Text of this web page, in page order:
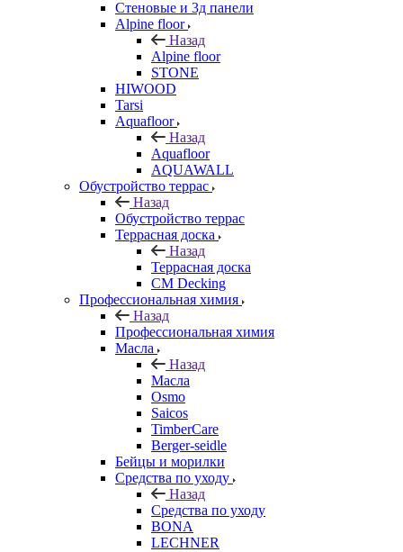
Стеновые и 3д панели
Alpine floor
Назад
Alpine floor
STONE
HIWOOD
Tarsi
Aquafloor
Назад
Aquafloor
AQUAWALL
Обустройство террас
Назад
Обустройство террас
Террасная доска
Назад
Террасная доска
CM Decking
Профессиональная химия
Назад
Профессиональная химия
Масла
Назад
Масла
Osmo
Saicos
TimberCare
Berger-seidle
Бейцы и морилки
Средства по уходу
Назад
Средства по уходу
BONA
LECHNER